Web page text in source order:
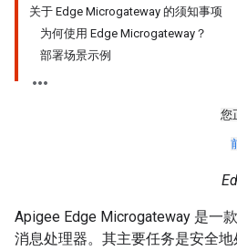
关于 Edge Microgateway 的须知事项
为何使用 Edge Microgateway？
部署场景示例
您
Apigee Edge Microgateway 是一
消息处理器。其主要任务是安全